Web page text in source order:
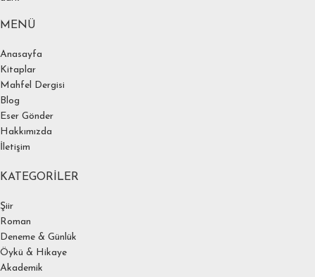
MENÜ
Anasayfa
Kitaplar
Mahfel Dergisi
Blog
Eser Gönder
Hakkımızda
İletişim
KATEGORILER
Şiir
Roman
Deneme & Günlük
Öykü & Hikaye
Akademik